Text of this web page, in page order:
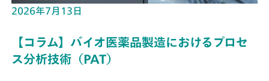
2026年7月13日
【コラム】バイオ医薬品製造におけるプロセ
ス分析技術（PAT）